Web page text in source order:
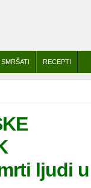
RECEPTI
ljudi u